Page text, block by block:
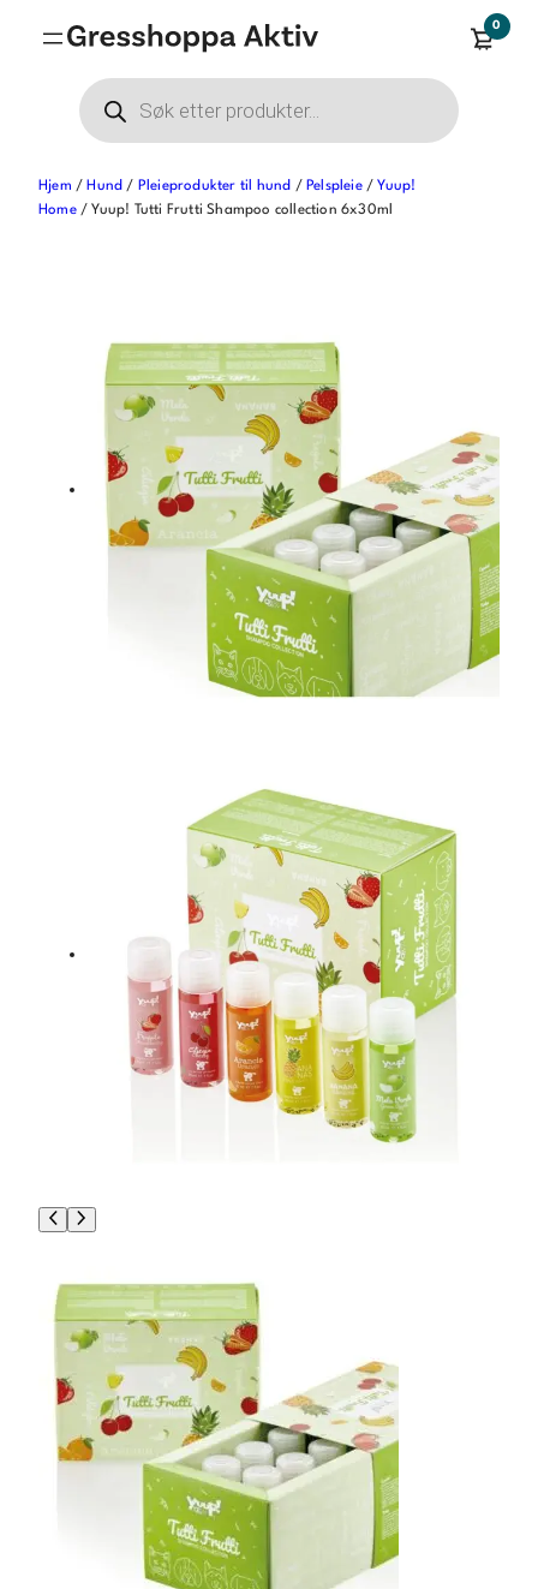
0
Products
search
Hjem /Hund / Pleieprodukter til hund /Pelspleie/ Yuup!
Home/ Yuup! Tutti Frutti Shampoo collection 6x30ml